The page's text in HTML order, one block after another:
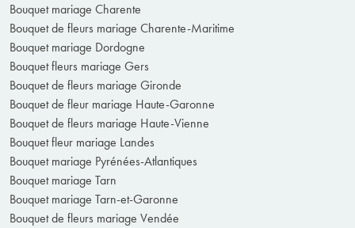
Bouquet mariage Charente
Bouquet de fleurs mariage Charente-Maritime
Bouquet mariage Dordogne
Bouquet fleurs mariage Gers
Bouquet de fleurs mariage Gironde
Bouquet de fleur mariage Haute-Garonne
Bouquet de fleurs mariage Haute-Vienne
Bouquet fleur mariage Landes
Bouquet mariage Pyrénées-Atlantiques
Bouquet mariage Tarn
Bouquet mariage Tarn-et-Garonne
Bouquet de fleurs mariage Vendée